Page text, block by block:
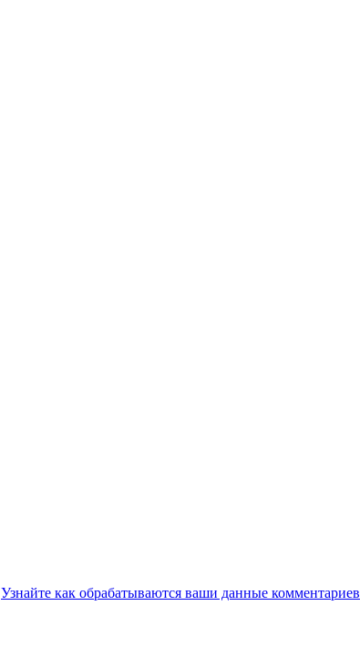
Узнайте как обрабатываются ваши данные комментариев